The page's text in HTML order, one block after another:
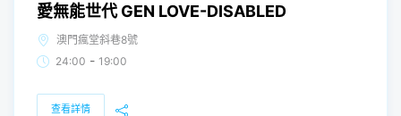
愛無能世代 GEN LOVE-DISABLED
澳門瘋堂斜巷8號
24:00 - 19:00
查看詳情